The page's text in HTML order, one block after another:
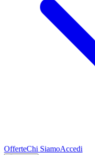
OfferteChi SiamoAccedi